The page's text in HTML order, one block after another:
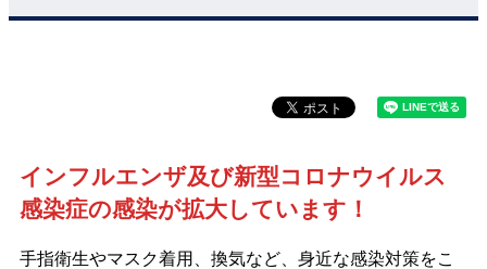
インフルエンザ及び新型コロナウイルス
感染症の感染が拡大しています！
手指衛生やマスク着用、換気など、身近な感染対策をこ